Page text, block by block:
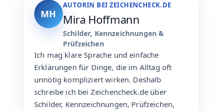
MH
AUTORIN BEI ZEICHENCHECK.DE
Mira Hoffmann
Schilder, Kennzeichnungen &
Prüfzeichen
Ich mag klare Sprache und einfache
Erklärungen für Dinge, die im Alltag oft
unnötig kompliziert wirken. Deshalb
schreibe ich bei Zeichencheck.de über
Schilder, Kennzeichnungen, Prüfzeichen,